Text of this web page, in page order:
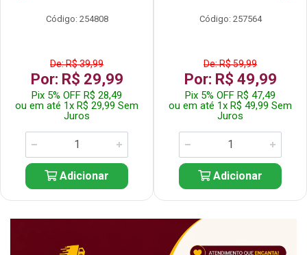
Código: 254808
De: R$ 39,99
Por: R$ 29,99
Pix 5% OFF R$ 28,49
ou em até 1x R$ 29,99 Sem
Juros
Adicionar
Código: 257564
De: R$ 59,99
Por: R$ 49,99
Pix 5% OFF R$ 47,49
ou em até 1x R$ 49,99 Sem
Juros
Adicionar